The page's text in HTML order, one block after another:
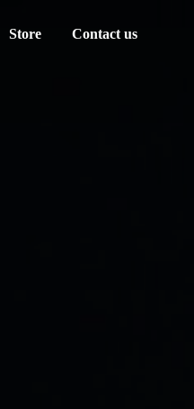
Store Contact us